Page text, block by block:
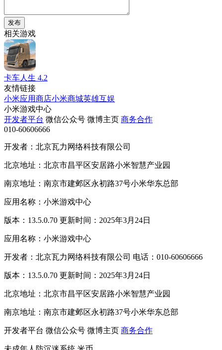
发布
相关游戏
卡车人生 4.2
友情链接
小米应用商店小米商城英雄互娱
小米游戏中心
开发者平台 微信公众号 微博主页 商务合作
010-60606666
开发者：北京瓦力网络科技有限公司
北京地址：北京市昌平区安居路小米智慧产业园
南京地址：南京市建邺区永初路37号小米华东总部
应用名称：小米游戏中心
版本：13.5.0.70 更新时间：2025年3月24日
应用名称：小米游戏中心
开发者：北京瓦力网络科技有限公司 电话：010-60606666
版本：13.5.0.70 更新时间：2025年3月24日
北京地址：北京市昌平区安居路小米智慧产业园
南京地址：南京市建邺区永初路37号小米华东总部
开发者平台 微信公众号 微博主页 商务合作